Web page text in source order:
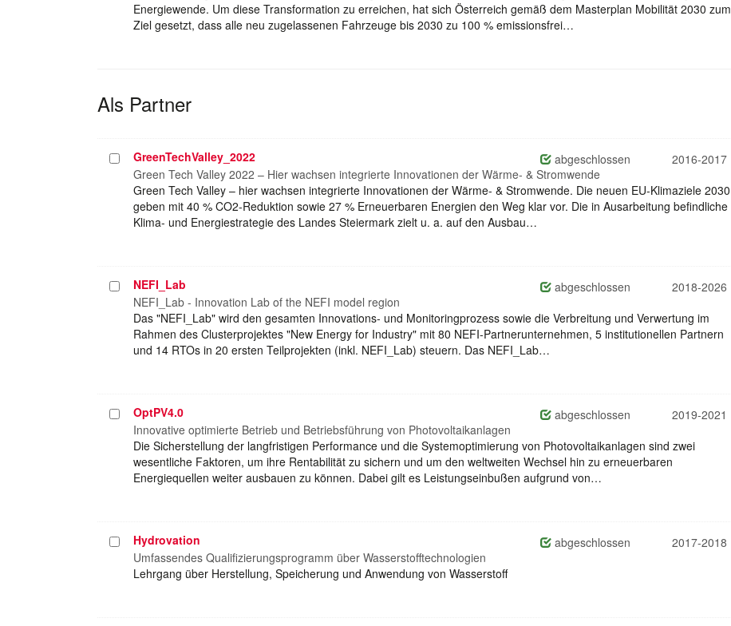
Energiewende. Um diese Transformation zu erreichen, hat sich Österreich gemäß dem Masterplan Mobilität 2030 zum
Ziel gesetzt, dass alle neu zugelassenen Fahrzeuge bis 2030 zu 100 % emissionsfrei…
Als Partner
Projekt
auswählen
GreenTechValley_2022 abgeschlossen
2016-2017
Green Tech Valley 2022 – Hier wachsen integrierte Innovationen der Wärme- & Stromwende
Green Tech Valley – hier wachsen integrierte Innovationen der Wärme- & Stromwende. Die neuen EU-Klimaziele 2030
geben mit 40 % CO2-Reduktion sowie 27 % Erneuerbaren Energien den Weg klar vor. Die in Ausarbeitung befindliche
Klima- und Energiestrategie des Landes Steiermark zielt u. a. auf den Ausbau…
Projekt
auswählen
NEFI_Lab abgeschlossen
2018-2026
NEFI_Lab - Innovation Lab of the NEFI model region
Das "NEFI_Lab" wird den gesamten Innovations- und Monitoringprozess sowie die Verbreitung und Verwertung im
Rahmen des Clusterprojektes "New Energy for Industry" mit 80 NEFI-Partnerunternehmen, 5 institutionellen Partnern
und 14 RTOs in 20 ersten Teilprojekten (inkl. NEFI_Lab) steuern. Das NEFI_Lab…
Projekt
auswählen
OptPV4.0 abgeschlossen
2019-2021
Innovative optimierte Betrieb und Betriebsführung von Photovoltaikanlagen
Die Sicherstellung der langfristigen Performance und die Systemoptimierung von Photovoltaikanlagen sind zwei
wesentliche Faktoren, um ihre Rentabilität zu sichern und um den weltweiten Wechsel hin zu erneuerbaren
Energiequellen weiter ausbauen zu können. Dabei gilt es Leistungseinbußen aufgrund von…
Projekt
auswählen
Hydrovation abgeschlossen
2017-2018
Umfassendes Qualifizierungsprogramm über Wasserstofftechnologien
Lehrgang über Herstellung, Speicherung und Anwendung von Wasserstoff